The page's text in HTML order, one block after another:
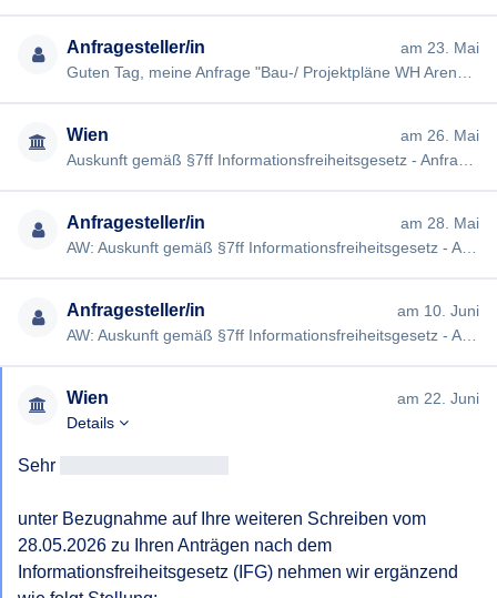
Anfragesteller/in
am 23. Mai
Wien
am 26. Mai
Anfragesteller/in
am 28. Mai
Anfragesteller/in
am 10. Juni
Wien
am 22. Juni
Details
Sehr
unter Bezugnahme auf Ihre weiteren Schreiben vom
28.05.2026 zu Ihren Anträgen nach dem
Informationsfreiheitsgesetz (IFG) nehmen wir ergänzend